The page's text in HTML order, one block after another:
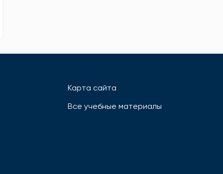
Карта сайта
Все учебные материалы